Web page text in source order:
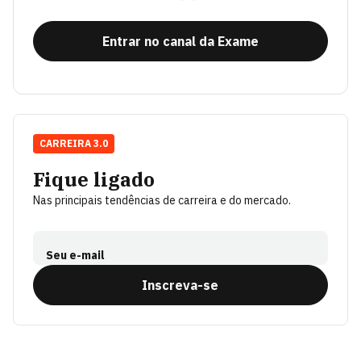
Entrar no canal da Exame
Fique ligado
Nas principais tendências de carreira e do mercado.
Seu e-mail
Inscreva-se
CARREIRA 3.0